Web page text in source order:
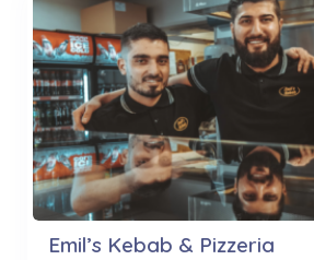
Emil’s Kebab & Pizzeria